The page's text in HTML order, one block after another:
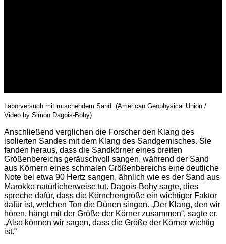
Laborversuch mit rutschendem Sand. (American Geophysical Union /
Video by Simon Dagois-Bohy)
Anschließend verglichen die Forscher den Klang des
isolierten Sandes mit dem Klang des Sandgemisches. Sie
fanden heraus, dass die Sandkörner eines breiten
Größenbereichs geräuschvoll sangen, während der Sand
aus Körnern eines schmalen Größenbereichs eine deutliche
Note bei etwa 90 Hertz sangen, ähnlich wie es der Sand aus
Marokko natürlicherweise tut. Dagois-Bohy sagte, dies
spreche dafür, dass die Körnchengröße ein wichtiger Faktor
dafür ist, welchen Ton die Dünen singen. „Der Klang, den wir
hören, hängt mit der Größe der Körner zusammen“, sagte er.
„Also können wir sagen, dass die Größe der Körner wichtig
ist.“